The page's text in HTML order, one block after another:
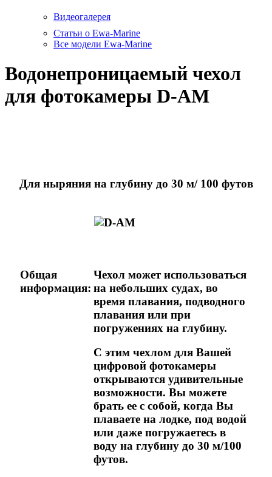
Видеогалерея
Статьи о Ewa-Marine
Все модели Ewa-Marine
Водонепроницаемый чехол
для фотокамеры D-AM
Для ныряния на глубину до 30 м/ 100 футов
Общая
информация:
Чехол может использоваться
на небольших судах, во
время плавания, подводного
плавания или при
погружениях на глубину.
С этим чехлом для Вашей
цифровой фотокамеры
открываются удивительные
возможности. Вы можете
брать ее с собой, когда Вы
плаваете на лодке, под водой
или даже погружаетесь в
воду на глубину до 30 м/100
футов.